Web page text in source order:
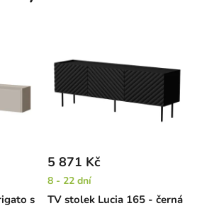
s
TV stolek Lucia 165 - černá
5 871 Kč
8 - 22 dní